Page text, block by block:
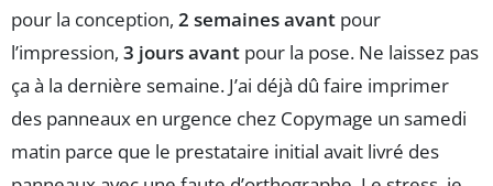
pour la conception, 2 semaines avant pour
l’impression, 3 jours avant pour la pose. Ne laissez pas
ça à la dernière semaine. J’ai déjà dû faire imprimer
des panneaux en urgence chez Copymage un samedi
matin parce que le prestataire initial avait livré des